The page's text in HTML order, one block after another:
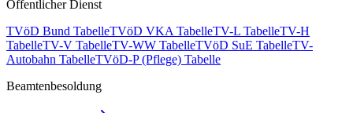
Öffentlicher Dienst
TVöD Bund TabelleTVöD VKA TabelleTV-L TabelleTV-H
TabelleTV-V TabelleTV-WW TabelleTVöD SuE TabelleTV-
Autobahn TabelleTVöD-P (Pflege) Tabelle
Beamtenbesoldung